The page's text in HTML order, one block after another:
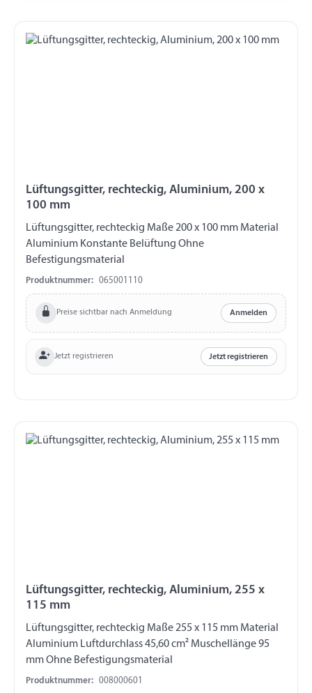
Lüftungsgitter, rechteckig, Aluminium, 200 x
100 mm
Lüftungsgitter, rechteckig Maße 200 x 100 mm Material
Aluminium Konstante Belüftung Ohne
Befestigungsmaterial
Produktnummer: 065001110
Preise sichtbar nach Anmeldung Anmelden
Jetzt registrieren Jetzt registrieren
Lüftungsgitter, rechteckig, Aluminium, 255 x
115 mm
Lüftungsgitter, rechteckig Maße 255 x 115 mm Material
Aluminium Luftdurchlass 45,60 cm² Muschellänge 95
mm Ohne Befestigungsmaterial
Produktnummer: 008000601